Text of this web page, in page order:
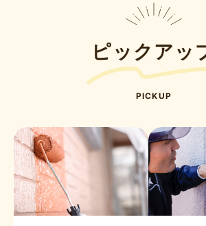
ピックアッ
PICKUP